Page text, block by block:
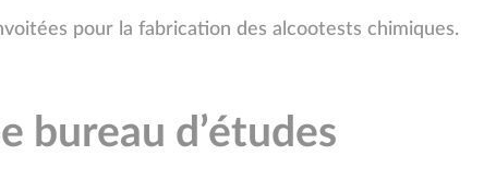
pour la fabrication des alcootests chimiques.
bureau d’études